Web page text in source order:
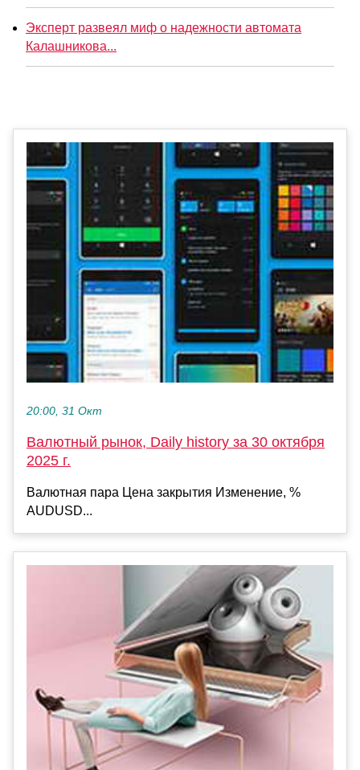
Эксперт развеял миф о надежности автомата
Калашникова...
20:00, 31 Окт
Валютный рынок, Daily history за 30 октября
2025 г.
Валютная пара Цена закрытия Изменение, %
AUDUSD...